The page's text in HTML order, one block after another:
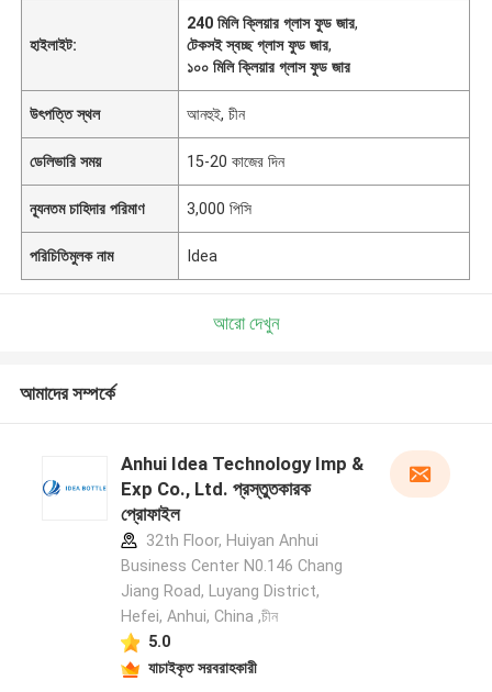
হাইলাইট:
240 মিলি ক্লিয়ার গ্লাস ফুড জার,
টেকসই স্বচ্ছ গ্লাস ফুড জার,
১০০ মিলি ক্লিয়ার গ্লাস ফুড জার
উৎপত্তি স্থল আনহুই, চীন
ডেলিভারি সময় 15-20 কাজের দিন
ন্যূনতম চাহিদার পরিমাণ 3,000 পিসি
পরিচিতিমুলক নাম Idea
আরো দেখুন
আমাদের সম্পর্কে
Anhui Idea Technology Imp &
Exp Co., Ltd. প্রস্তুতকারক
প্রোফাইল
32th Floor, Huiyan Anhui
Business Center N0.146 Chang
Jiang Road, Luyang District,
Hefei, Anhui, China ,চীন
5.0
যাচাইকৃত সরবরাহকারী